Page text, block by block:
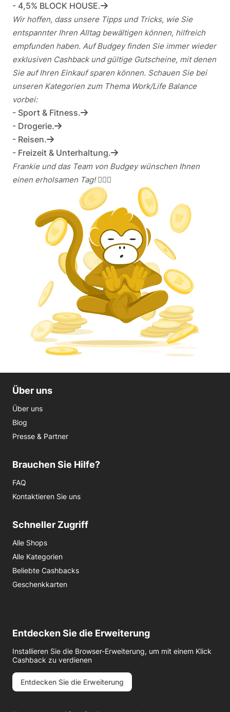
- 4,5% BLOCK HOUSE.
Wir hoffen, dass unsere Tipps und Tricks, wie Sie
entspannter Ihren Alltag bewältigen können, hilfreich
empfunden haben. Auf Budgey finden Sie immer wieder
exklusiven Cashback und gültige Gutscheine, mit denen
Sie auf Ihren Einkauf sparen können. Schauen Sie bei
unseren Kategorien zum Thema Work/Life Balance
vorbei:
- Sport & Fitness.
- Drogerie.
- Reisen.
- Freizeit & Unterhaltung.
Frankie und das Team von Budgey wünschen Ihnen
einen erholsamen Tag! 🧘🏼‍♀️
Über uns
Über uns
Blog
Presse & Partner
Brauchen Sie Hilfe?
FAQ
Kontaktieren Sie uns
Schneller Zugriff
Alle Shops
Alle Kategorien
Beliebte Cashbacks
Geschenkkarten
Entdecken Sie die Erweiterung
Installieren Sie die Browser-Erweiterung, um mit einem Klick
Cashback zu verdienen
Entdecken Sie die Erweiterung